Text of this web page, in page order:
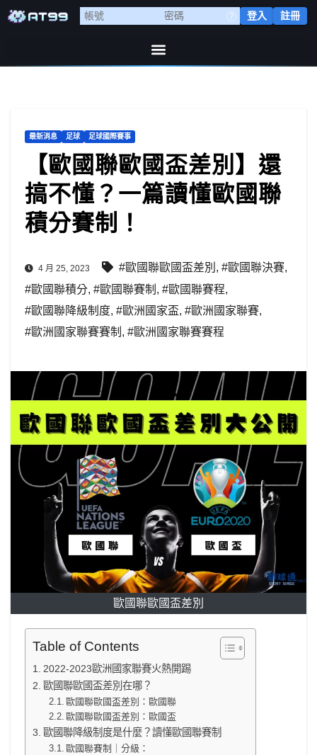
登入 註冊
最新消息 足球 足球國際賽事
【歐國聯歐國盃差別】還
搞不懂？一篇讀懂歐國聯
積分賽制！
4 月 25, 2023 #歐國聯歐國盃差別 , #歐國聯決賽,
#歐國聯積分, #歐國聯賽制 , #歐國聯賽程,
#歐國聯降級制度, #歐洲國家盃, #歐洲國家聯賽,
#歐洲國家聯賽賽制 , #歐洲國家聯賽賽程
歐國聯歐國盃差別
Table of Contents
2022-2023歐洲國家聯賽火熱開踢
歐國聯歐國盃差別在哪？
歐國聯歐國盃差別：歐國聯
歐國聯歐國盃差別：歐國盃
歐國聯降級制度是什麼？讀懂歐國聯賽制
歐國聯賽制｜分級：